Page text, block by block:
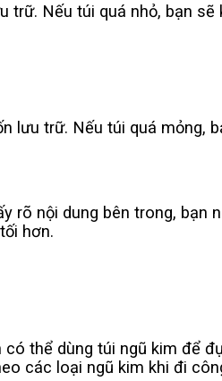
Nếu túi quá nhỏ, bạn sẽ
lưu trữ. Nếu túi quá mỏng,
rõ nội dung bên trong, bạn
hơn.
thể dùng túi ngũ kim để
các loại ngũ kim khi đi